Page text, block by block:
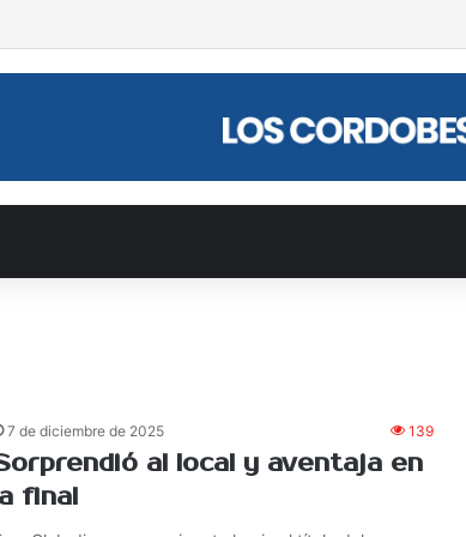
Olga Palmero
7 de diciembre de 2025 139
al local y aventaja en
final